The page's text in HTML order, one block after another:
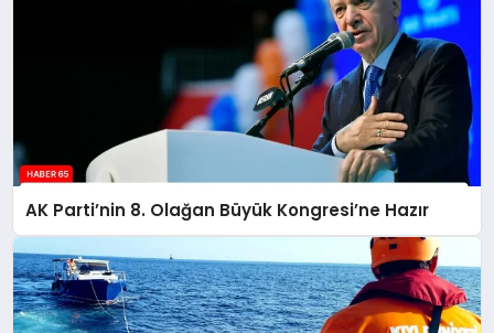
AK Parti’nin 8. Olağan Büyük Kongresi’ne Hazır